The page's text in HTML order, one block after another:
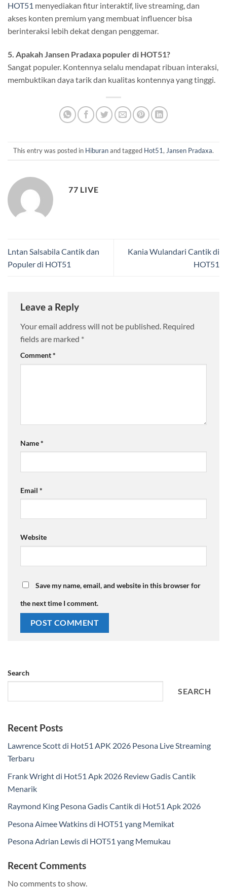
HOT51 menyediakan fitur interaktif, live streaming, dan
akses konten premium yang membuat influencer bisa
berinteraksi lebih dekat dengan penggemar.
5. Apakah Jansen Pradaxa populer di HOT51?
Sangat populer. Kontennya selalu mendapat ribuan interaksi,
membuktikan daya tarik dan kualitas kontennya yang tinggi.
This entry was posted in Hiburanand tagged Hot51,Jansen Pradaxa.
77 LIVE
Lntan Salsabila Cantik dan
Populer di HOT51
Kania Wulandari Cantik di
HOT51
Leave a Reply
Your email address will not be published. Required
fields are marked *
Comment*
Name*
Email *
Website
Save my name, email, and website in this browser for
the next time I comment.
Search
SEARCH
Recent Posts
Lawrence Scott di Hot51 APK 2026 Pesona Live Streaming
Terbaru
Frank Wright di Hot51 Apk 2026 Review Gadis Cantik
Menarik
Raymond King Pesona Gadis Cantik di Hot51 Apk 2026
Pesona Aimee Watkins di HOT51 yang Memikat
Pesona Adrian Lewis di HOT51 yang Memukau
Recent Comments
No comments to show.